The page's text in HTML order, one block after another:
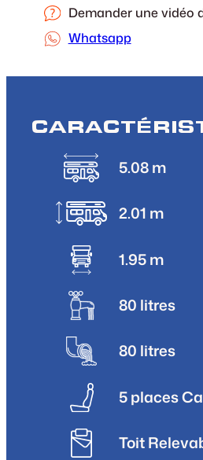
Demander une vidéo
Whatsapp
5.08 m
2.01 m
1.95 m
80 litres
80 litres
5 places
Toit